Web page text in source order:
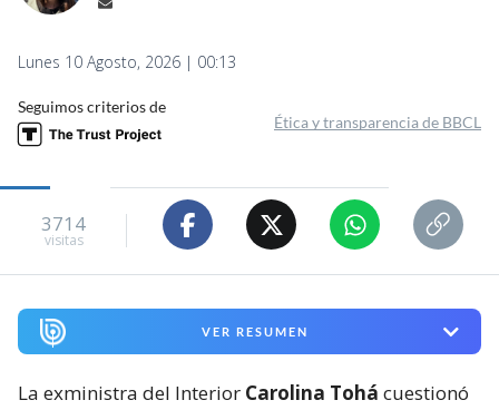
Lunes 10 Agosto, 2026 | 00:13
Seguimos criterios de
Ética y transparencia de BBCL
3714
visitas
VER RESUMEN
La exministra del Interior Carolina Tohá cuestionó